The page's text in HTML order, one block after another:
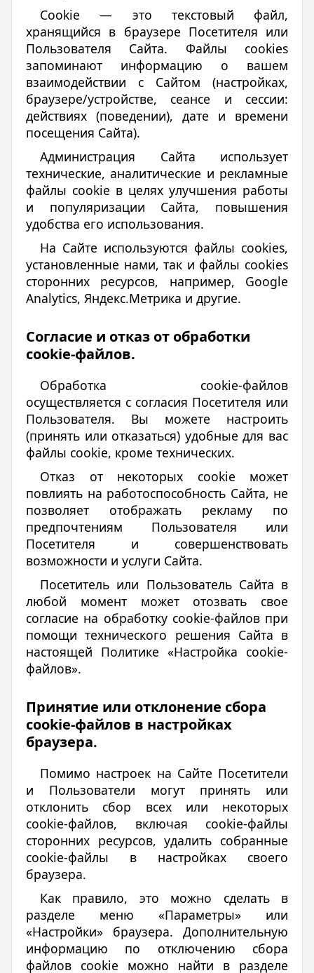
Cookie — это текстовый файл,
хранящийся в браузере Посетителя или
Пользователя Сайта. Файлы cookies
запоминают информацию о вашем
взаимодействии с Сайтом (настройках,
браузере/устройстве, сеансе и сессии:
действиях (поведении), дате и времени
посещения Сайта).
Администрация Сайта использует
технические, аналитические и рекламные
файлы cookie в целях улучшения работы
и популяризации Сайта, повышения
удобства его использования.
На Сайте используются файлы cookies,
установленные нами, так и файлы cookies
сторонних ресурсов, например, Google
Analytics, Яндекс.Метрика и другие.
Согласие и отказ от обработки
cookie-файлов.
Обработка cookie-файлов
осуществляется с согласия Посетителя или
Пользователя. Вы можете настроить
(принять или отказаться) удобные для вас
файлы cookie, кроме технических.
Отказ от некоторых cookie может
повлиять на работоспособность Сайта, не
позволяет отображать рекламу по
предпочтениям Пользователя или
Посетителя и совершенствовать
возможности и услуги Сайта.
Посетитель или Пользователь Сайта в
любой момент может отозвать свое
согласие на обработку cookie-файлов при
помощи технического решения Сайта в
настоящей Политике «Настройка cookie-
файлов».
Принятие или отклонение сбора
cookie-файлов в настройках
браузера.
Помимо настроек на Сайте Посетители
и Пользователи могут принять или
отклонить сбор всех или некоторых
cookie-файлов, включая cookie-файлы
сторонних ресурсов, удалить собранные
cookie-файлы в настройках своего
браузера.
Как правило, это можно сделать в
разделе меню «Параметры» или
«Настройки» браузера. Дополнительную
информацию по отключению сбора
файлов cookie можно найти в разделе